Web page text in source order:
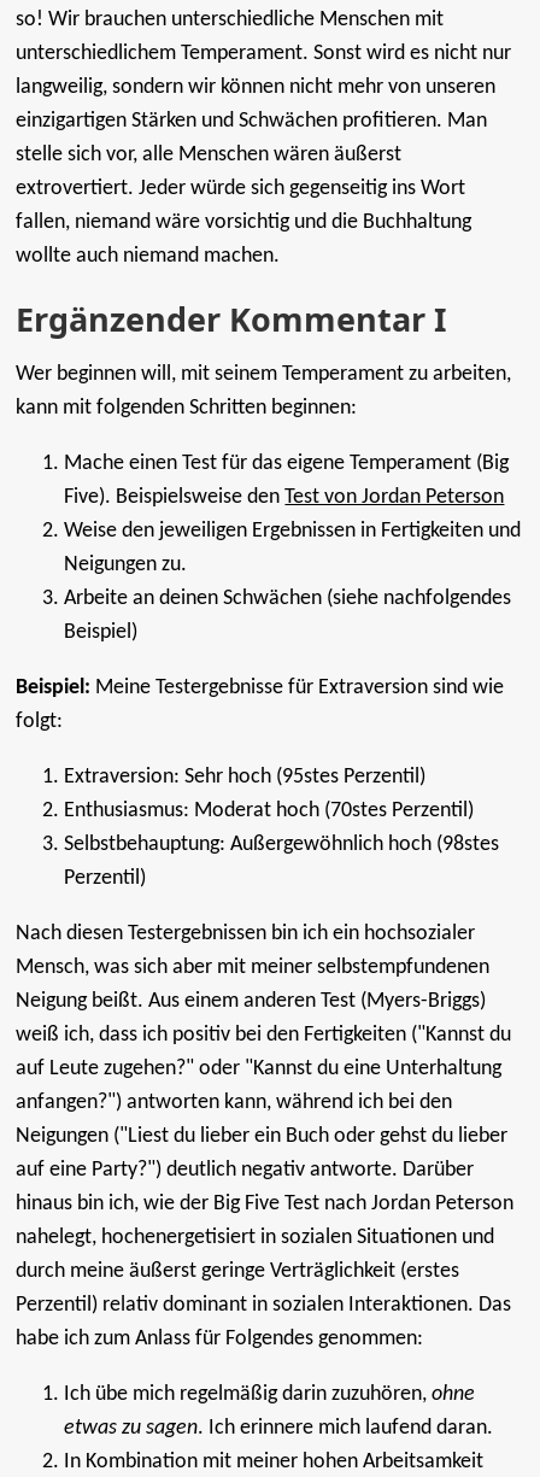
so! Wir brauchen unterschiedliche Menschen mit
unterschiedlichem Temperament. Sonst wird es nicht nur
langweilig, sondern wir können nicht mehr von unseren
einzigartigen Stärken und Schwächen profitieren. Man
stelle sich vor, alle Menschen wären äußerst
extrovertiert. Jeder würde sich gegenseitig ins Wort
fallen, niemand wäre vorsichtig und die Buchhaltung
wollte auch niemand machen.
Ergänzender Kommentar I
Wer beginnen will, mit seinem Temperament zu arbeiten,
kann mit folgenden Schritten beginnen:
Mache einen Test für das eigene Temperament (Big
Five). Beispielsweise denTest von Jordan Peterson
Weise den jeweiligen Ergebnissen in Fertigkeiten und
Neigungen zu.
Arbeite an deinen Schwächen (siehe nachfolgendes
Beispiel)
Beispiel: Meine Testergebnisse für Extraversion sind wie
folgt:
Extraversion: Sehr hoch (95stes Perzentil)
Enthusiasmus: Moderat hoch (70stes Perzentil)
Selbstbehauptung: Außergewöhnlich hoch (98stes
Perzentil)
Nach diesen Testergebnissen bin ich ein hochsozialer
Mensch, was sich aber mit meiner selbstempfundenen
Neigung beißt. Aus einem anderen Test (Myers-Briggs)
weiß ich, dass ich positiv bei den Fertigkeiten ("Kannst du
auf Leute zugehen?" oder "Kannst du eine Unterhaltung
anfangen?") antworten kann, während ich bei den
Neigungen ("Liest du lieber ein Buch oder gehst du lieber
auf eine Party?") deutlich negativ antworte. Darüber
hinaus bin ich, wie der Big Five Test nach Jordan Peterson
nahelegt, hochenergetisiert in sozialen Situationen und
durch meine äußerst geringe Verträglichkeit (erstes
Perzentil) relativ dominant in sozialen Interaktionen. Das
habe ich zum Anlass für Folgendes genommen:
Ich übe mich regelmäßig darin zuzuhören,ohne
etwas zu sagen. Ich erinnere mich laufend daran.
In Kombination mit meiner hohen Arbeitsamkeit